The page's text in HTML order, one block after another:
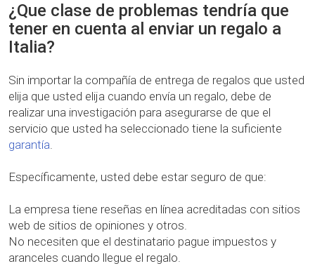
¿Que clase de problemas tendría que
tener en cuenta al enviar un regalo a
Italia?
Sin importar la compañía de entrega de regalos que usted
elija que usted elija cuando envía un regalo, debe de
realizar una investigación para asegurarse de que el
servicio que usted ha seleccionado tiene la suficiente
garantía.
Específicamente, usted debe estar seguro de que:
La empresa tiene reseñas en línea acreditadas con sitios
web de sitios de opiniones y otros.
No necesiten que el destinatario pague impuestos y
aranceles cuando llegue el regalo.